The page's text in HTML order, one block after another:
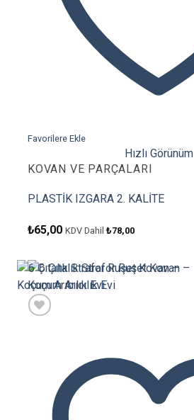
Favorilere Ekle
Hızlı Görünüm
KOVAN VE PARÇALARI
PLASTİK IZGARA 2. KALİTE
₺65,00 KDV Dahil ₺78,00